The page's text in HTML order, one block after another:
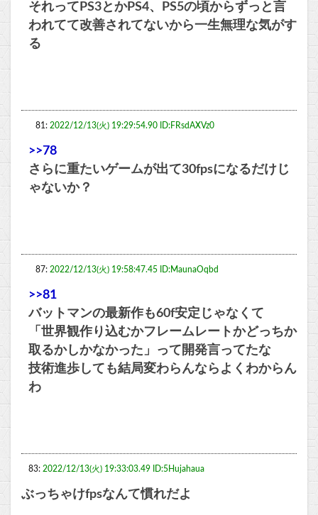
それってPS3とかPS4、PS5の頃からずっと言
われてて改善されてないから一生無理な気がす
る
81: 2022/12/13(火) 19:29:54.90 ID:FRsdAXVz0
>>78
さらに重たいゲームが出て30fpsになるだけじ
ゃないか？
87: 2022/12/13(火) 19:58:47.45 ID:MaunaOqbd
>>81
バットマンの最新作も60f安定じゃなくて
「世界観作り込むかフレームレートかどっちか
取るかしかなかった」って開発言ってたな
技術進歩しても結局変わらんならよくわからん
わ
83: 2022/12/13(火) 19:33:03.49 ID:5Hujahaua
ぶっちゃけfpsなんて慣れだよ